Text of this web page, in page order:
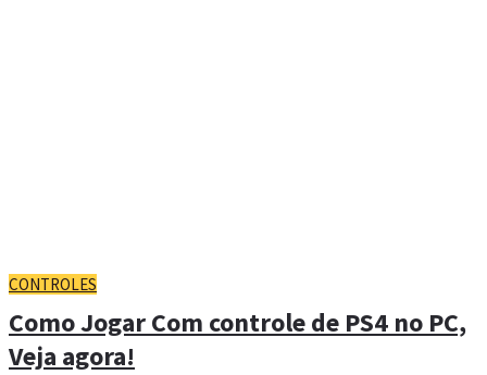
CONTROLES
Como Jogar Com controle de PS4 no PC,
Veja agora!